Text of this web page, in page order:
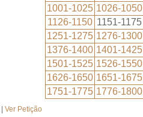
1001-1025 1026-1050
1126-1150 1151-1175
1251-1275 1276-1300
1376-1400 1401-1425
1501-1525 1526-1550
1626-1650 1651-1675
1751-1775 1776-1800
Ver Petição